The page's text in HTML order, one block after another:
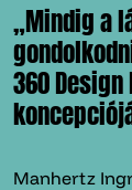
„Mindig a
360
Manhertz